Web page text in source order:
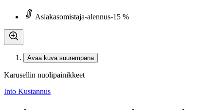
Asiakasomistaja-alennus-15 %
Avaa kuva suurempana
Karusellin nuolipainikkeet
Into Kustannus